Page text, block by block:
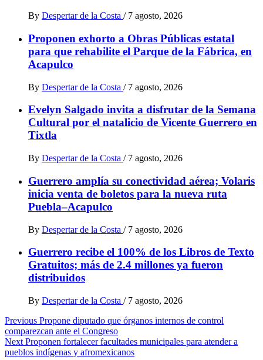
By Despertar de la Costa / 7 agosto, 2026
Proponen exhorto a Obras Públicas estatal
para que rehabilite el Parque de la Fábrica, en
Acapulco
By Despertar de la Costa / 7 agosto, 2026
Evelyn Salgado invita a disfrutar de la Semana
Cultural por el natalicio de Vicente Guerrero en
Tixtla
By Despertar de la Costa / 7 agosto, 2026
Guerrero amplía su conectividad aérea; Volaris
inicia venta de boletos para la nueva ruta
Puebla–Acapulco
By Despertar de la Costa / 7 agosto, 2026
Guerrero recibe el 100% de los Libros de Texto
Gratuitos; más de 2.4 millones ya fueron
distribuidos
By Despertar de la Costa / 7 agosto, 2026
Post
navigation
Previous Propone diputado que órganos internos de control
comparezcan ante el Congreso
Next Proponen fortalecer facultades municipales para atender a
pueblos indígenas y afromexicanos